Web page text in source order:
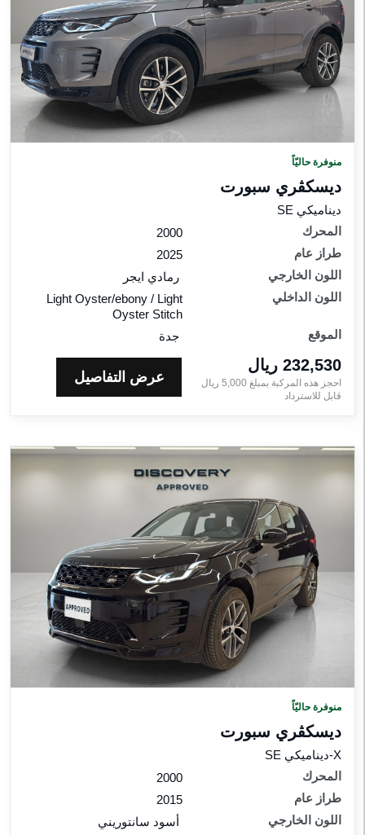
منوفرة حاليّاً
ديسكڤري سبورت‎
ديناميكي SE
المحرك
2000
طراز عام
2025
اللون الخارجي
رمادي ايجر
اللون الداخلي
Light Oyster/ebony / Light
Oyster Stitch
الموقع
جدة
232,530 ريال‎
احجز هذه المركبة بمبلغ 5,000 ريال‎
قابل للاسترداد
عرض التفاصيل
منوفرة حاليّاً
ديسكڤري سبورت‎
X-ديناميكي SE
المحرك
2000
طراز عام
2015
اللون الخارجي
أسود سانتوريني